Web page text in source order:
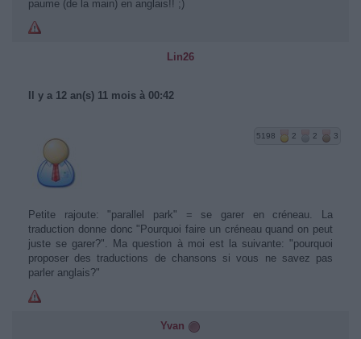
paume (de la main) en anglais!! ;)
Lin26
Il y a 12 an(s) 11 mois à 00:42
5198 2 2 3
Petite rajoute: "parallel park" = se garer en créneau. La
traduction donne donc "Pourquoi faire un créneau quand on peut
juste se garer?". Ma question à moi est la suivante: "pourquoi
proposer des traductions de chansons si vous ne savez pas
parler anglais?"
Yvan